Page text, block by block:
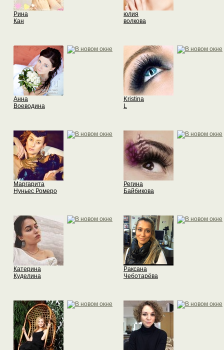
Рина
Кан
юлия
волкова
Анна
Воеводина
Kristina
L
Маргарита
Нуньес Ромеро
Регина
Байбикова
Катерина
Куделина
Раксана
Чеботарёва